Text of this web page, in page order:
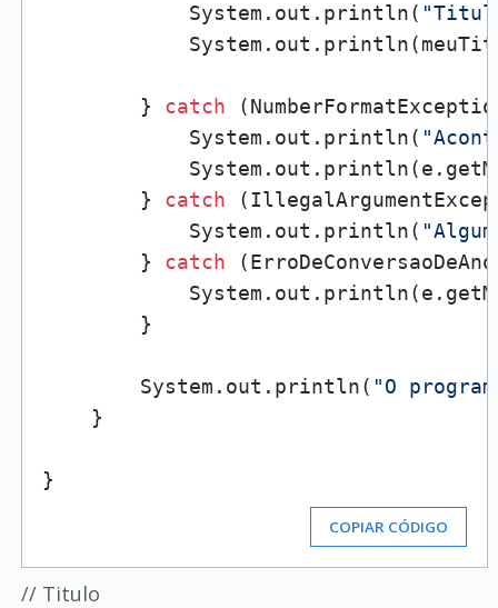
            System.out.println(
        }
catch
            System.out.println(
        }
catch
            System.out.println(
        }
catch
        }
        System.out.println(
"O
    }
COPIAR CÓDIGO
// Titulo